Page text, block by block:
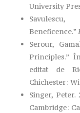
University
Beneficence.”
Serour,
Principles.”
editat de
Chichester:
Singer, Peter.
Cambridge: